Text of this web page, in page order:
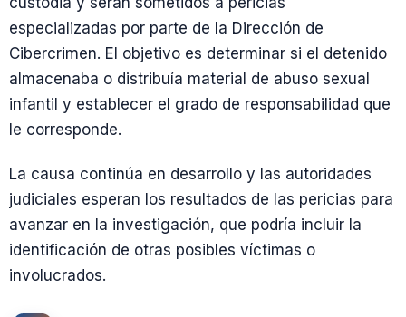
especializadas por parte de la Dirección de
Cibercrimen. El objetivo es determinar si el detenido
almacenaba o distribuía material de abuso sexual
infantil y establecer el grado de responsabilidad que
le corresponde.
La causa continúa en desarrollo y las autoridades
judiciales esperan los resultados de las pericias para
avanzar en la investigación, que podría incluir la
identificación de otras posibles víctimas o
involucrados.